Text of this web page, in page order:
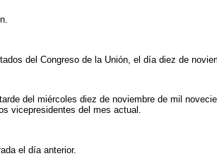
del Congreso de la Unión, el día diez de
del miércoles diez de noviembre de mil
vicepresidentes del mes actual.
el día anterior.